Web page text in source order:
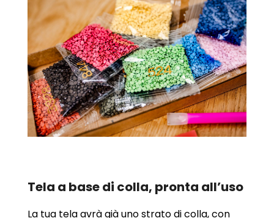
Tela a base di colla, pronta all’uso
La tua tela avrà già uno strato di colla, con